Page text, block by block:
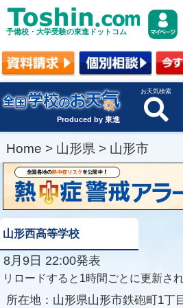
予備校・大学受験の東進ドットコム
Produced by 東進
お天気検索
Home > 山形県 > 山形市
山形西高等学校
8月9日 22:00発表
リロードすると1時間ごとに更新され
所在地： 山形県山形市鉄砲町1丁